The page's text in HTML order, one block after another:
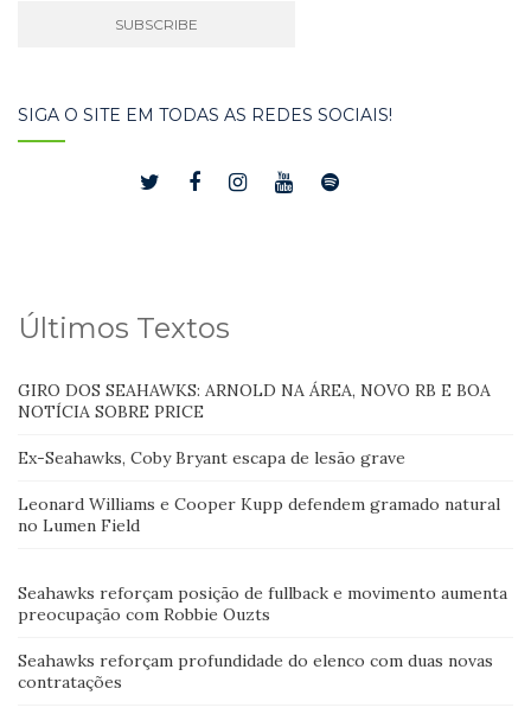
SIGA O SITE EM TODAS AS REDES SOCIAIS!
Últimos Textos
GIRO DOS SEAHAWKS: ARNOLD NA ÁREA, NOVO RB E BOA
NOTÍCIA SOBRE PRICE
Ex-Seahawks, Coby Bryant escapa de lesão grave
Leonard Williams e Cooper Kupp defendem gramado natural
no Lumen Field
Seahawks reforçam posição de fullback e movimento aumenta
preocupação com Robbie Ouzts
Seahawks reforçam profundidade do elenco com duas novas
contratações